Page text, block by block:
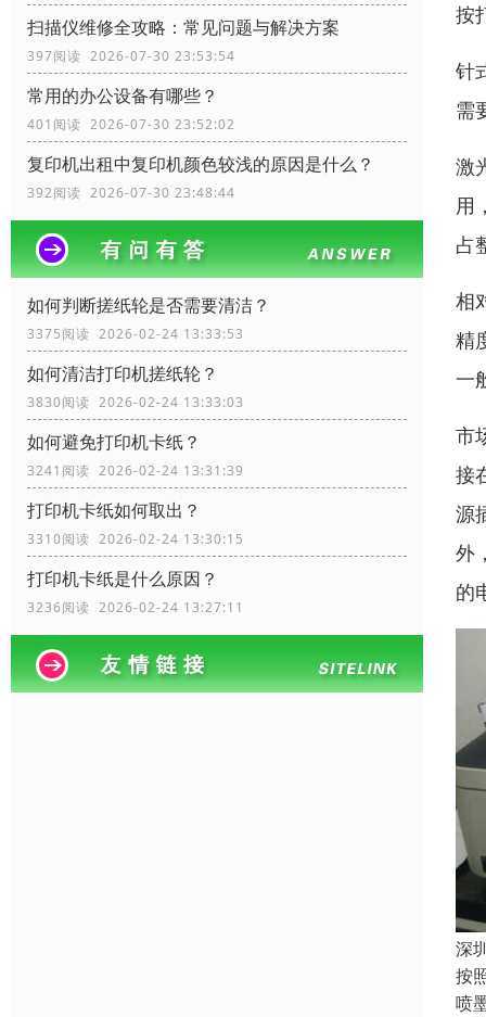
扫描仪维修全攻略：常见问题与解决方案
397阅读 2026-07-30 23:53:54
常用的办公设备有哪些？
401阅读 2026-07-30 23:52:02
复印机出租中复印机颜色较浅的原因是什么？
392阅读 2026-07-30 23:48:44
如何判断搓纸轮是否需要清洁？
3375阅读 2026-02-24 13:33:53
如何清洁打印机搓纸轮？
3830阅读 2026-02-24 13:33:03
如何避免打印机卡纸？
3241阅读 2026-02-24 13:31:39
打印机卡纸如何取出？
3310阅读 2026-02-24 13:30:15
打印机卡纸是什么原因？
3236阅读 2026-02-24 13:27:11
按
针
需
激
用
占
相
精
一
市
接
源
外
的
深
按
喷